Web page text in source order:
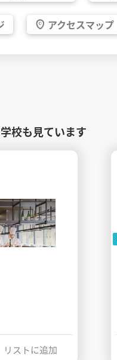
アクセスマップ
校も見ています
リストに追加